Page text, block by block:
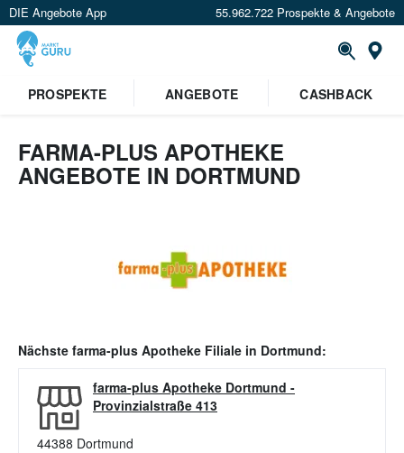
DIE Angebote App 55.962.722 Prospekte & Angebote
PROSPEKTE
ANGEBOTE CASHBACK
FARMA-PLUS APOTHEKE
ANGEBOTE IN DORTMUND
Nächste farma-plus Apotheke Filiale in Dortmund:
farma-plus Apotheke Dortmund -
Provinzialstraße 413
44388 Dortmund